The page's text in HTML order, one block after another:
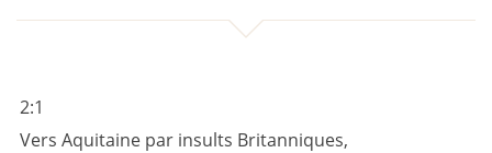
2:1
Vers Aquitaine par insults Britanniques,